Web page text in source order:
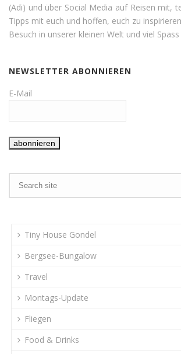
(Adi) und über Social Media auf Reisen mit,
Tipps mit euch und hoffen, euch zu
Besuch in unserer kleinen Welt und viel
NEWSLETTER ABONNIEREN
E-Mail
Tiny House Gondel
Bergsee-Bungalow
Travel
Montags-Update
Fliegen
Food & Drinks